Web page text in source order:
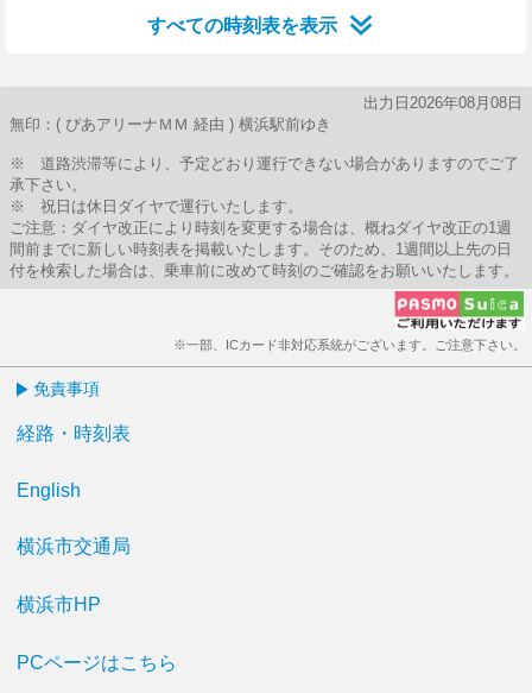
すべての時刻表を表示
出力日2026年08月08日
無印：( ぴあアリーナＭＭ 経由 ) 横浜駅前ゆき
※ 道路渋滞等により、予定どおり運行できない場合がありますのでご了
承下さい。
※ 祝日は休日ダイヤで運行いたします。
ご注意：ダイヤ改正により時刻を変更する場合は、概ねダイヤ改正の1週
間前までに新しい時刻表を掲載いたします。そのため、1週間以上先の日
付を検索した場合は、乗車前に改めて時刻のご確認をお願いいたします。
※一部、ICカード非対応系統がございます。ご注意下さい。
免責事項
経路・時刻表
English
横浜市交通局
横浜市HP
PCページはこちら